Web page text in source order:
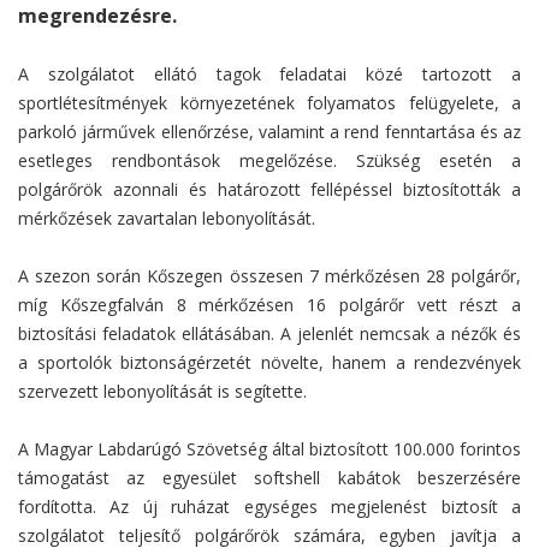
megrendezésre.
A szolgálatot ellátó tagok feladatai közé tartozott a
sportlétesítmények környezetének folyamatos felügyelete, a
parkoló járművek ellenőrzése, valamint a rend fenntartása és az
esetleges rendbontások megelőzése. Szükség esetén a
polgárőrök azonnali és határozott fellépéssel biztosították a
mérkőzések zavartalan lebonyolítását.
A szezon során Kőszegen összesen 7 mérkőzésen 28 polgárőr,
míg Kőszegfalván 8 mérkőzésen 16 polgárőr vett részt a
biztosítási feladatok ellátásában. A jelenlét nemcsak a nézők és
a sportolók biztonságérzetét növelte, hanem a rendezvények
szervezett lebonyolítását is segítette.
A Magyar Labdarúgó Szövetség által biztosított 100.000 forintos
támogatást az egyesület softshell kabátok beszerzésére
fordította. Az új ruházat egységes megjelenést biztosít a
szolgálatot teljesítő polgárőrök számára, egyben javítja a